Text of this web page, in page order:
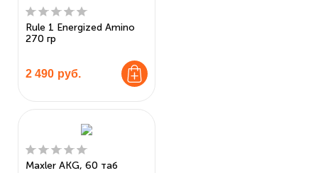
Rule 1 Energized Amino
270 гр
2 490 руб.
Maxler AKG, 60 таб